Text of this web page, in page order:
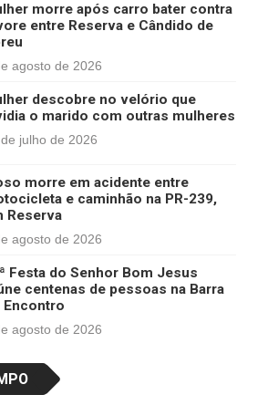
morre após carro bater contra
entre Reserva e Cândido de
agosto de 2026
descobre no velório que
o marido com outras mulheres
julho de 2026
morre em acidente entre
e caminhão na PR-239,
Reserva
agosto de 2026
Festa do Senhor Bom Jesus
centenas de pessoas na Barra
Encontro
agosto de 2026